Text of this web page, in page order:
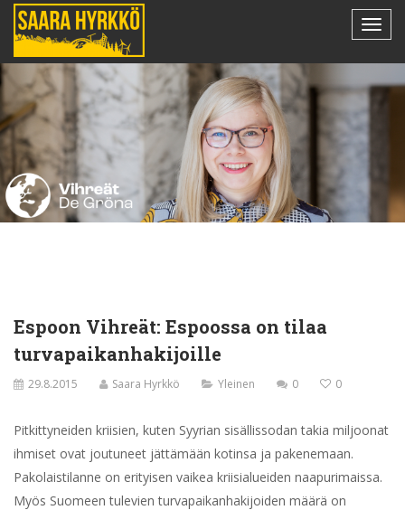
Espoon Vihreät: Espoossa on tilaa
turvapaikanhakijoille
29.8.2015 Saara Hyrkkö Yleinen 0 0
Pitkittyneiden kriisien, kuten Syyrian sisällissodan takia miljoonat
ihmiset ovat joutuneet jättämään kotinsa ja pakenemaan.
Pakolaistilanne on erityisen vaikea kriisialueiden naapurimaissa.
Myös Suomeen tulevien turvapaikanhakijoiden määrä on